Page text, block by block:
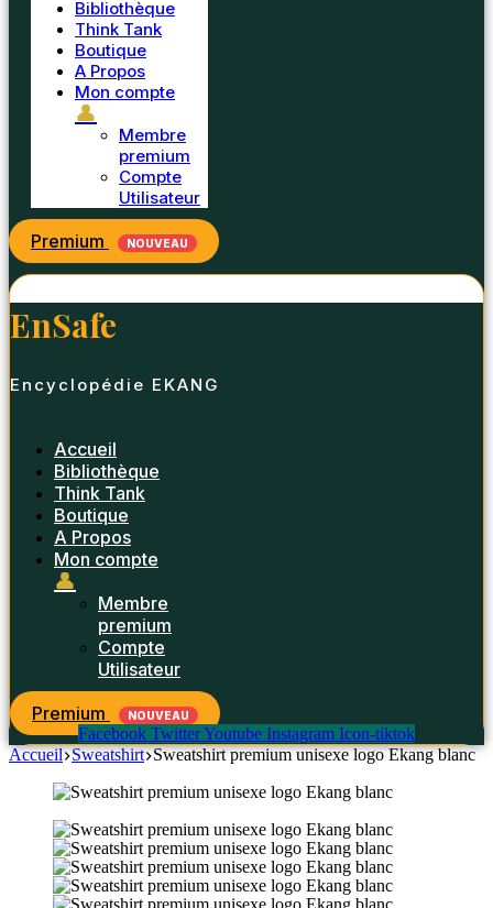
Bibliothèque
Think Tank
Boutique
A Propos
Mon compte
👤
Membre
premium
Compte
Utilisateur
Premium NOUVEAU
EnSafe
Encyclopédie EKANG
Accueil
Bibliothèque
Think Tank
Boutique
A Propos
Mon compte
👤
Membre
premium
Compte
Utilisateur
Premium
NOUVEAU
Facebook TwitterYoutube Instagram Icon-tiktok
Accueil Sweatshirt Sweatshirt premium unisexe logo Ekang blanc